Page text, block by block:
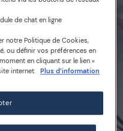
Italia
pour
en
de chat en ligne
notre Politique de Cookies,
ou définir vos préférences en
en cliquant sur le lien «
internet. Plus d’information